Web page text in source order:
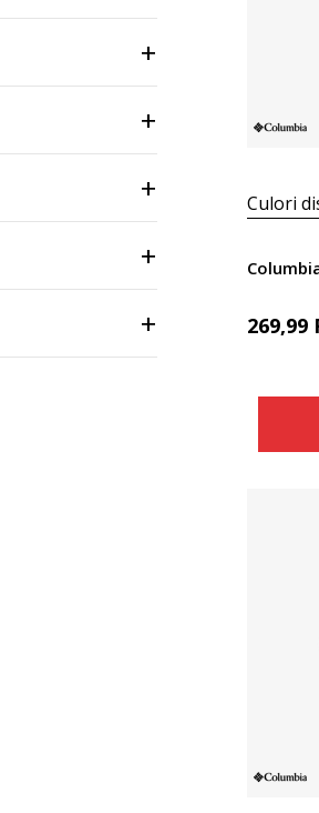
Culori
269,99